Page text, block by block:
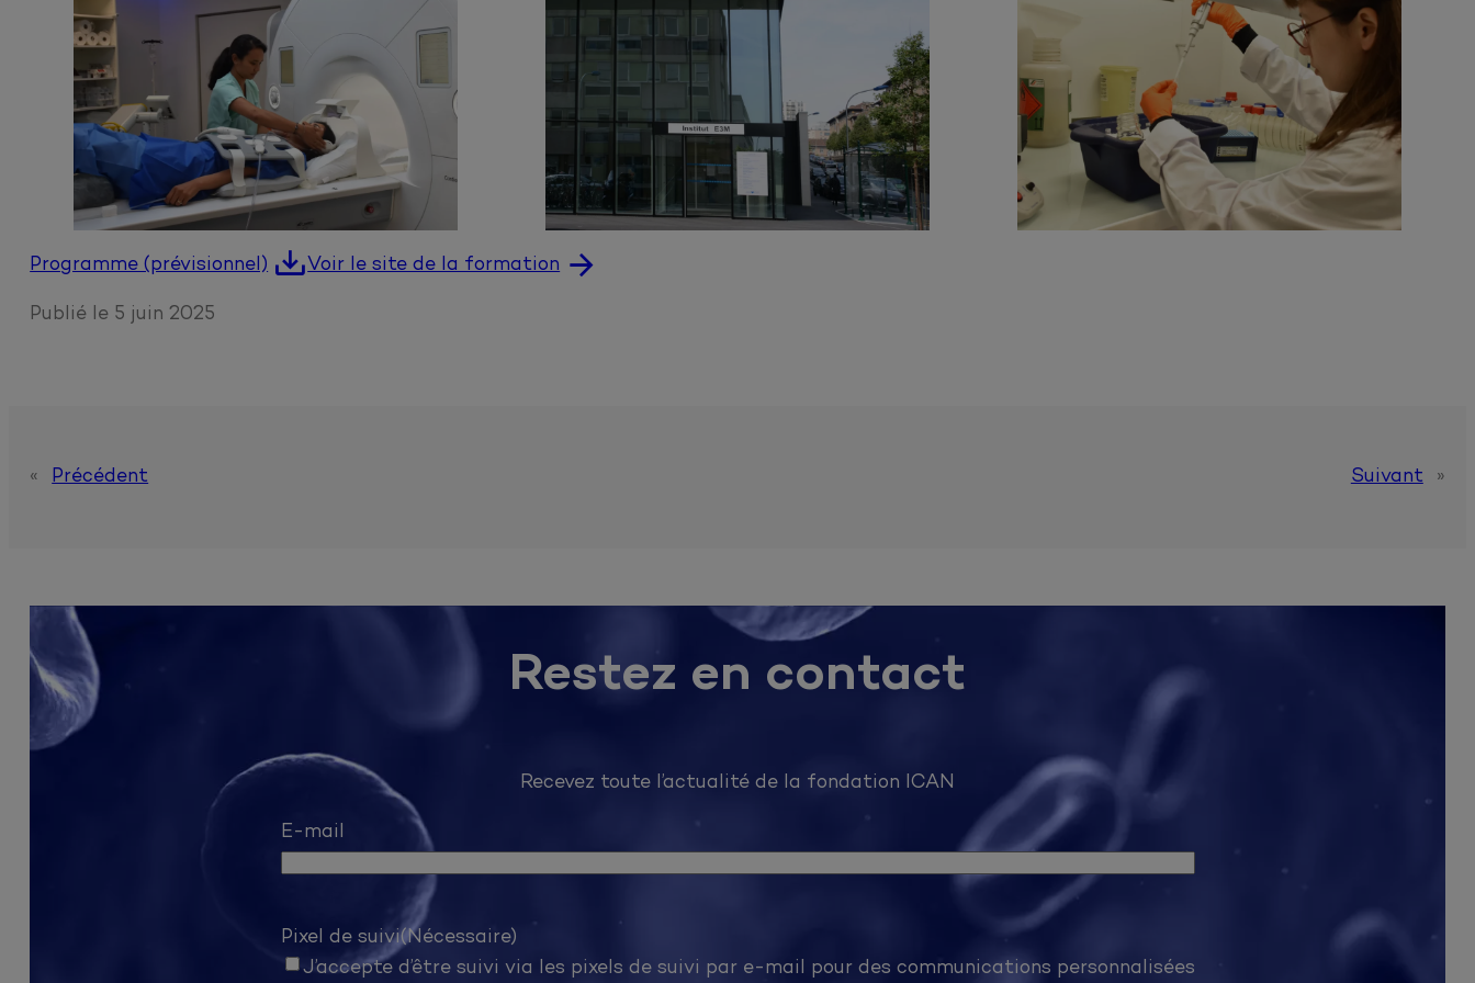
Programme (prévisionnel) Voir le site de la formation
Publié le 5 juin 2025
« Précédent Suivant »
Restez en contact
Recevez toute l’actualité de la fondation ICAN
E-mail
Pixel de suivi(Nécessaire)
J’accepte d’être suivi via les pixels de suivi par e-mail pour des communications personnalisées